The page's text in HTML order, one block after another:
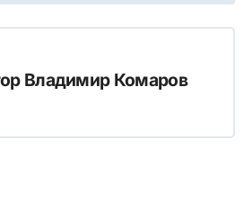
Владимир Комаров